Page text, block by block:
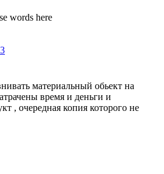
words here
материальный обьект на
время и деньги и
, очередная копия которого не